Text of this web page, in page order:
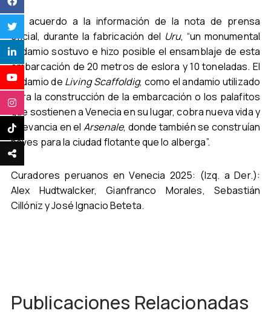
De acuerdo a la información de la nota de prensa
oficial, durante la fabricación del Uru, “un monumental
andamio sostuvo e hizo posible el ensamblaje de esta
embarcación de 20 metros de eslora y 10 toneladas. El
andamio de Living Scaffoldig, como el andamio utilizado
para la construcción de la embarcación o los palafitos
que sostienen a Venecia en su lugar, cobra nueva vida y
relevancia en elArsenale, donde también se construían
naves para la ciudad flotante que lo alberga”.
Curadores peruanos en Venecia 2025: (Izq. a Der.):
Alex Hudtwalcker, Gianfranco Morales, Sebastián
Cillóniz y José Ignacio Beteta.
Publicaciones Relacionadas